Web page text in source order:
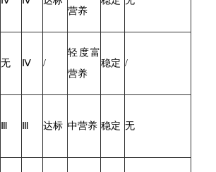
营养
无 Ⅳ /
轻度富
营养
稳定 /
达标 中营养 稳定 无